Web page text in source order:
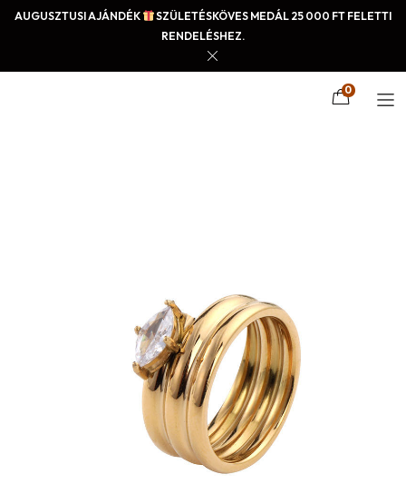
AUGUSZTUSI AJÁNDÉK
SZÜLETÉSKÖVES MEDÁL 25 000 FT FELETTI
RENDELÉSHEZ.
0